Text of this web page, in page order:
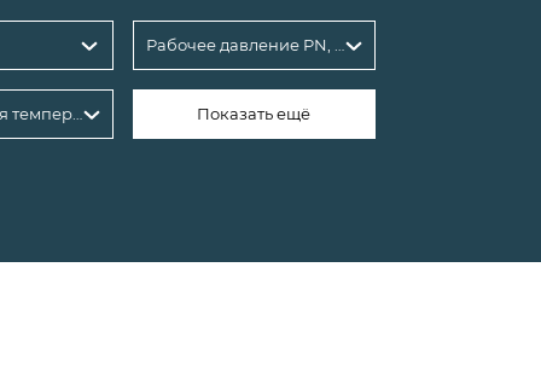
Максимальная температура рабочей среды, °С Показать ещё